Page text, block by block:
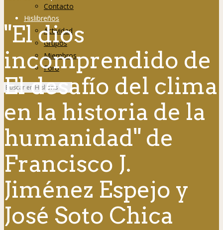
Contacto
Hislibreños
Actividad
Grupos
Miembros
Foro
"El dios
incomprendido de
El desafío del clima
en la historia de la
humanidad" de
Francisco J.
Jiménez Espejo y
José Soto Chica